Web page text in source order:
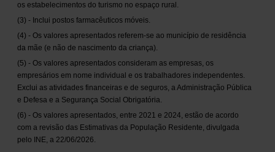
os estabelecimentos do turismo no espaço rural.
(3) - Inclui postos farmacêuticos móveis.
(4) - Os valores apresentados referem-se ao município de residência
da mãe (e não de nascimento da criança).
(5) - Os valores apresentados consideram as empresas, os
empresários em nome individual e os trabalhadores independentes.
Exclui as atividades financeiras e de seguros, a Administração Pública
e Defesa e a Segurança Social Obrigatória.
(6) - Os valores apresentados, entre 2021 e 2024, estão de acordo
com a revisão das Estimativas da População Residente, divulgada
pelo INE, a 22/06/2026.